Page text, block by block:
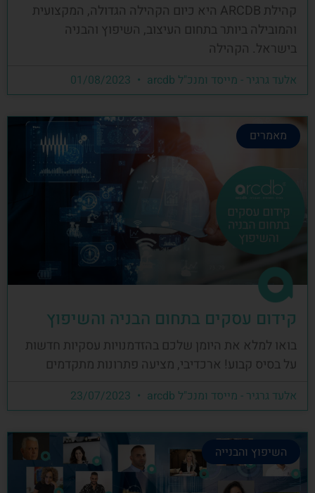
קהילת ARCDB היא כיום הקהילה הגדולה, המקצועית
והמובילה ביותר בתחום העיצוב, השיפוץ והבניה
בישראל. הקהילה
אלעד גרגיר - מייסד ומנכ"ל arcdb
מאמרים
קידום עסקים בתחום הבניה והשיפוץ
בואו למלא את היומן שלכם בהזדמנויות עסקיות חדשות
על בסיס קבוע! ארכדיבי, מציעה פתרונות מתקדמים
אלעד גרגיר - מייסד ומנכ"ל arcdb
השיפוץ והבנייה